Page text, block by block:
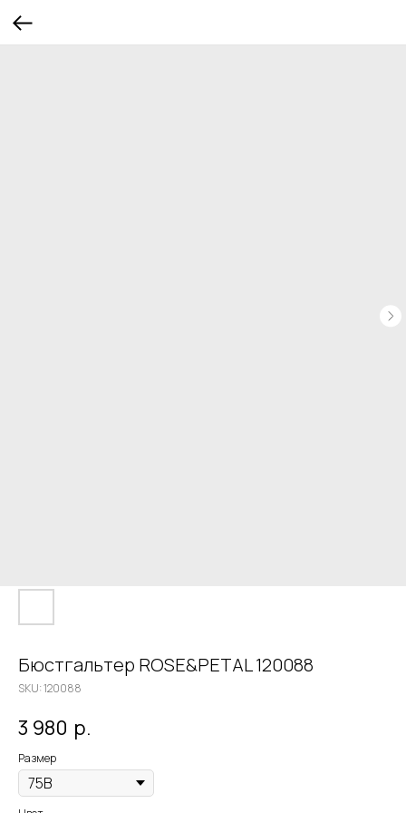
Бюстгальтер ROSE&PETAL 120088
SKU:120088
3 980 р.
Размер